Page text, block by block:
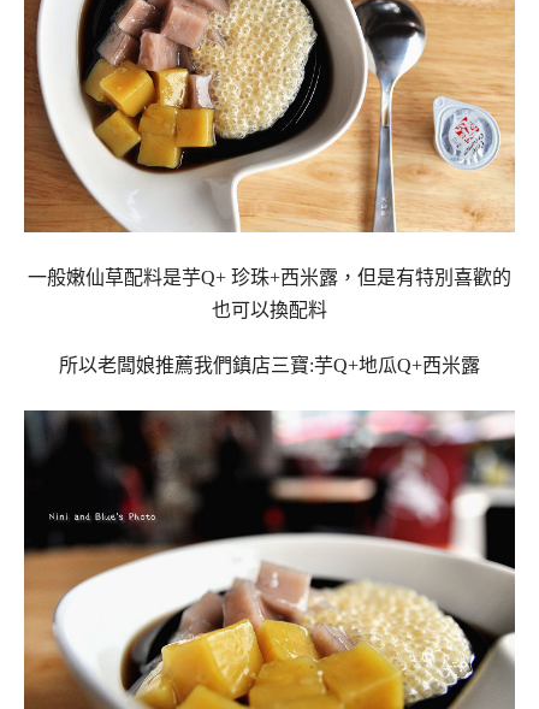
一般嫩仙草配料是芋Q+ 珍珠+西米露，但是有特別喜歡的
也可以換配料
所以老闆娘推薦我們鎮店三寶:芋Q+地瓜Q+西米露